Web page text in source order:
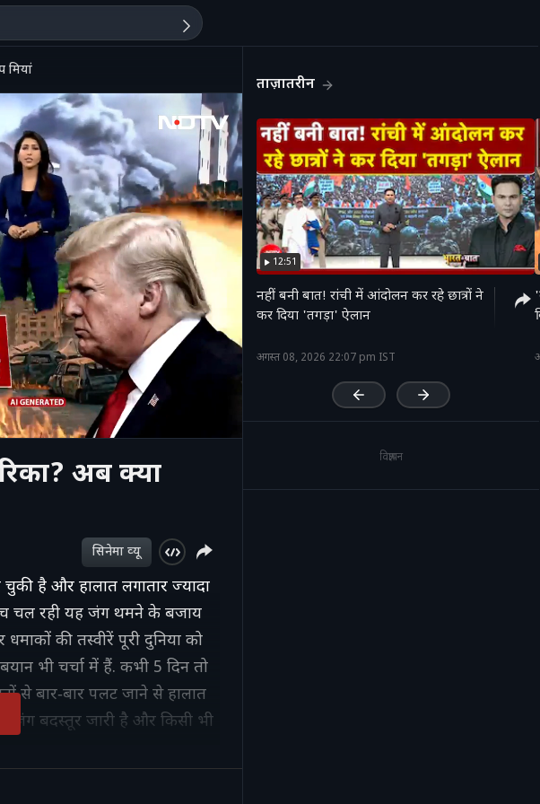
मियां
'
अब क्या
सिनेमा व्‍यू
है और हालात लगातार ज्यादा
चल रही यह जंग थमने के बजाय
की तस्वीरें पूरी दुनिया को
भी चर्चा में हैं. कभी 5 दिन तो
से बार‑बार पलट जाने से हालात
जंग बदस्तूर जारी है और किसी भी
ताज़ातरीन
12:51
नहीं बनी बात! रांची में आंदोलन कर रहे छात्रों ने
कर दिया 'तगड़ा' ऐलान
अगस्त 08, 2026 22:07 pm IST
विज्ञापन